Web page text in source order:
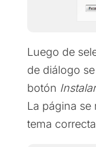
Luego de
de diálogo
botón
La página se
tema